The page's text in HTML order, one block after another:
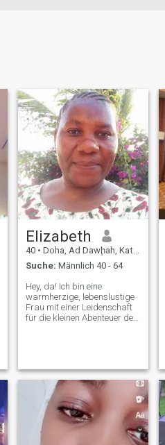
Elizabeth
40 • Doha, Ad Dawḩah, Katar
Suche: Männlich 40 - 64
Hey, da! Ich bin eine
warmherzige, lebenslustige
Frau mit einer Leidenschaft
für die kleinen Abenteuer des
gemütlichen Filmabend zu
verbringen, ich liebe es, den
Moment zu genießen und
tolle Erinnerungen zu
machen. Freunde würden
mich als fürsorglich, loyal
und immer bereit für einen
guten Lachen beschreiben.